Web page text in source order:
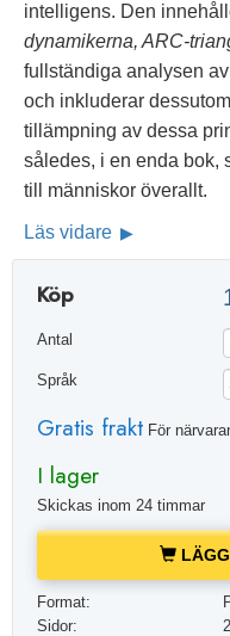
intelligens. Den
dynamikerna, ARC-
fullständiga analysen av
och inkluderar
tillämpning av dessa
således, i en enda bok,
till människor överallt.
Läs vidare
Köp
Antal
Språk
Gratis fraktFör
I lager
Skickas inom 24 timmar
Format:
Sidor: